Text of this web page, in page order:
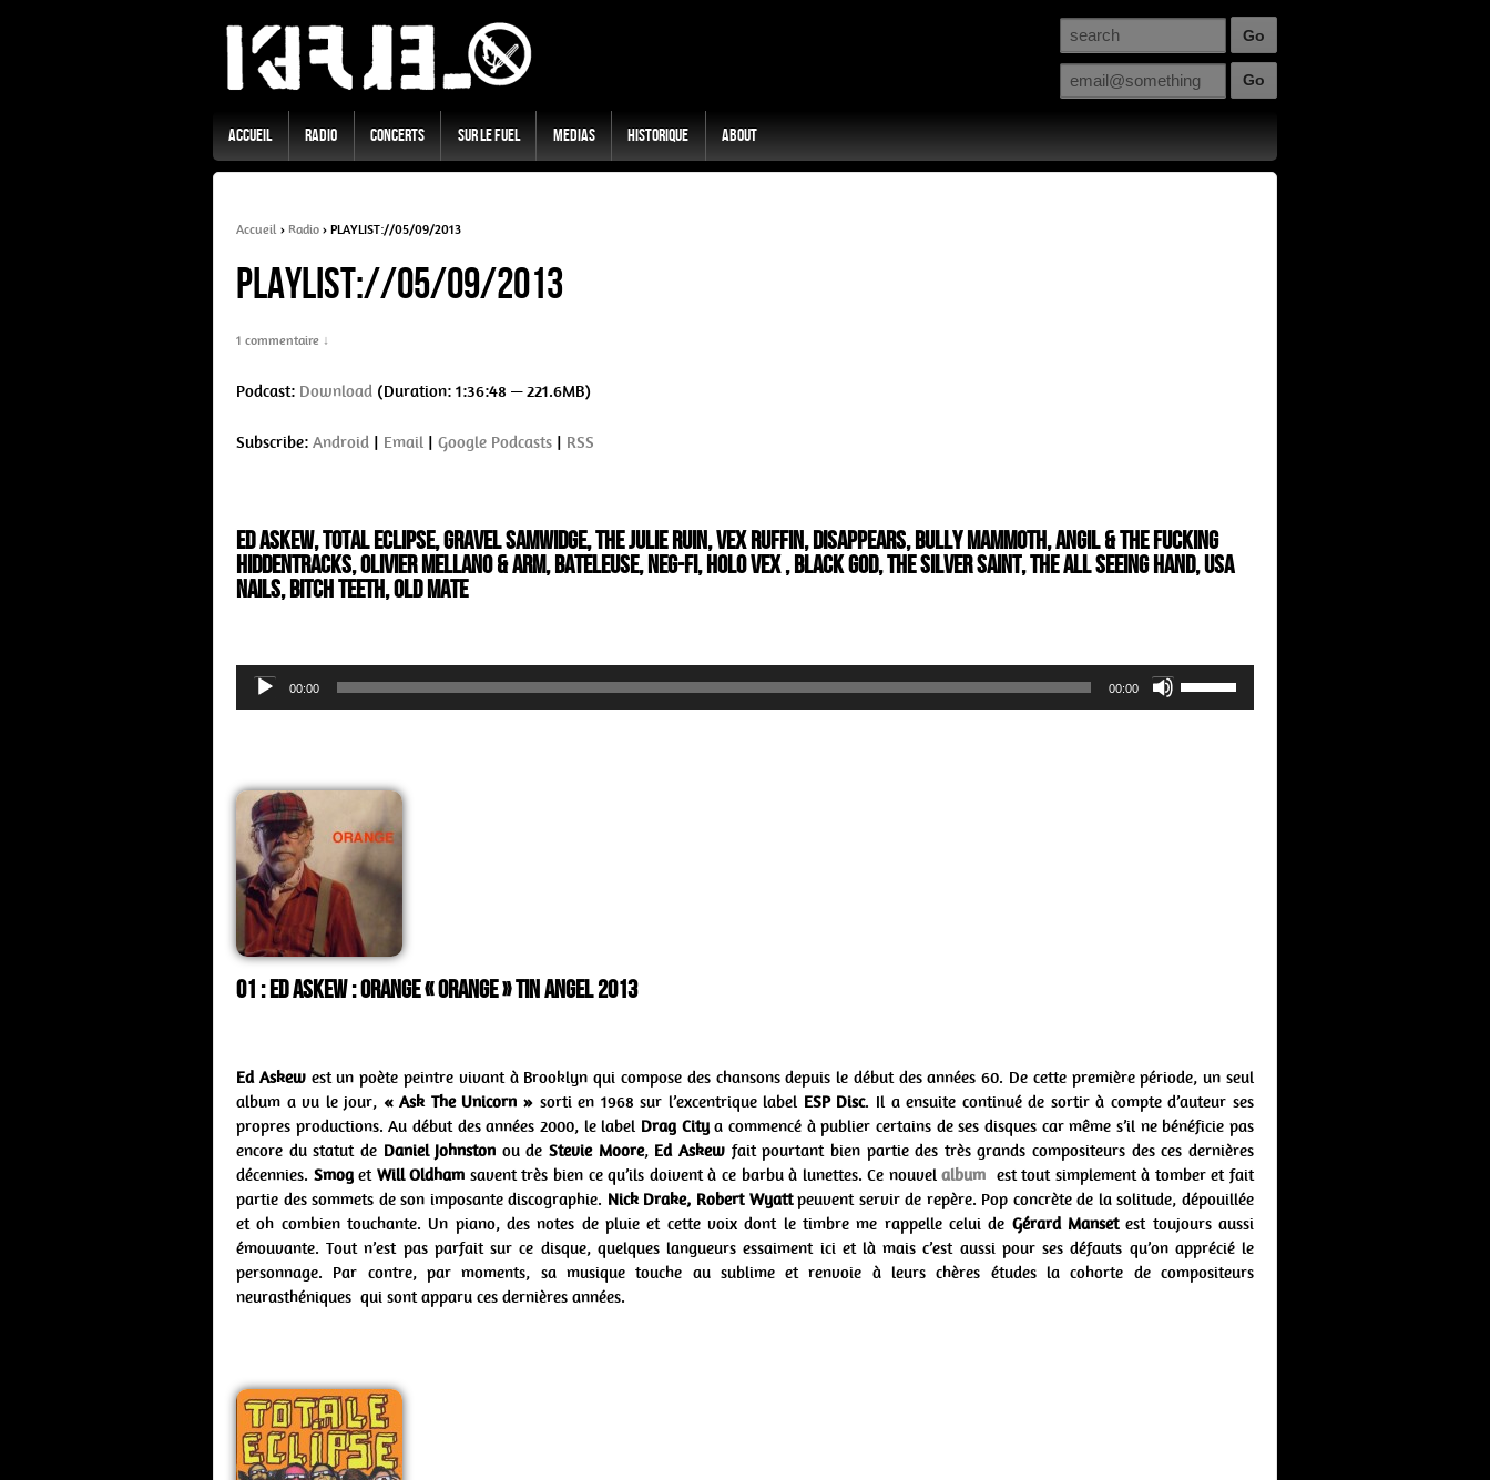
Accueil Radio Concerts Sur Le Fuel Medias Historique About
Accueil › Radio › PLAYLIST://05/09/2013
PLAYLIST://05/09/2013
1 commentaire ↓
Podcast: Download (Duration: 1:36:48 — 221.6MB)
Subscribe: Android Email Google Podcasts RSS
Ed Askew, Total Eclipse, Gravel Samwidge, The Julie Ruin, Vex Ruffin, Disappears, Bully Mammoth, Angil & The Fucking
Hiddentracks, Olivier Mellano & Arm, Bateleuse, Neg-Fi, Holo Vex , Black God, The Silver Saint, The All Seeing Hand, USA
Nails, Bitch Teeth, Old Mate
Audio
Player
00:00 00:00
01 : Ed Askew : orange « Orange » Tin Angel 2013
Ed Askewest un poète peintre vivant à Brooklyn qui compose des chansons depuis le début des années 60. De cette première période, un seul
album a vu le jour, « Ask The Unicorn » sorti en 1968 sur l’excentrique label ESP Disc. Il a ensuite continué de sortir à compte d’auteur ses
propres productions. Au début des années 2000, le label Drag Citya commencé à publier certains de ses disques car même s’il ne bénéficie pas
encore du statut de Daniel Johnston ou deStevie Moore, Ed Askew fait pourtant bien partie des très grands compositeurs des ces dernières
décennies. Smoget Will Oldham savent très bien ce qu’ils doivent à ce barbu à lunettes. Ce nouvelalbum est tout simplement à tomber et fait
partie des sommets de son imposante discographie. Nick Drake, Robert Wyattpeuvent servir de repère. Pop concrète de la solitude, dépouillée
et oh combien touchante. Un piano, des notes de pluie et cette voix dont le timbre me rappelle celui de Gérard Mansetest toujours aussi
émouvante. Tout n’est pas parfait sur ce disque, quelques langueurs essaiment ici et là mais c’est aussi pour ses défauts qu’on apprécié le
personnage. Par contre, par moments, sa musique touche au sublime et renvoie à leurs chères études la cohorte de compositeurs
neurasthéniques qui sont apparu ces dernières années.